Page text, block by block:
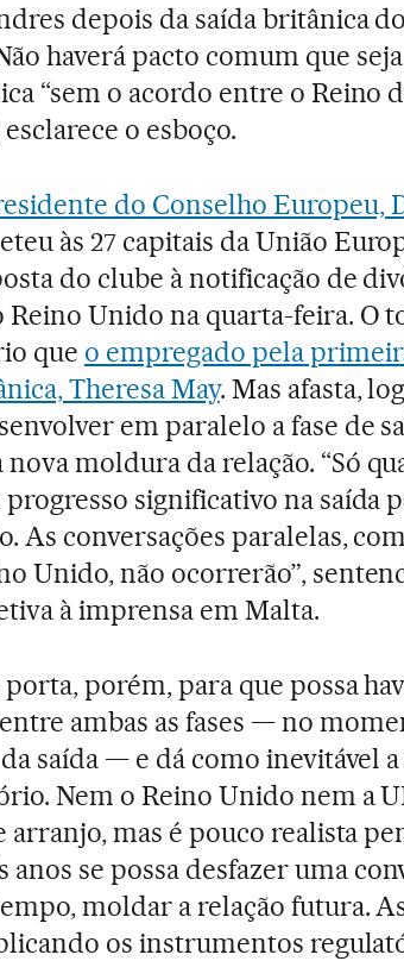
depois da saída britânica
haverá pacto comum que
“sem o acordo entre o Reino
o esboço.
do Conselho Europeu,
às 27 capitais da União
do clube à notificação de
Reino Unido na quarta-feira. O
que o empregado pela
Theresa May. Mas afasta,
em paralelo a fase de
moldura da relação. “Só
significativo na saída
As conversações paralelas,
Unido, não ocorrerão”,
à imprensa em Malta.
porém, para que possa
ambas as fases — no
saída — e dá como inevitável
Nem o Reino Unido nem a
arranjo, mas é pouco realista
anos se possa desfazer uma
moldar a relação futura.
os instrumentos